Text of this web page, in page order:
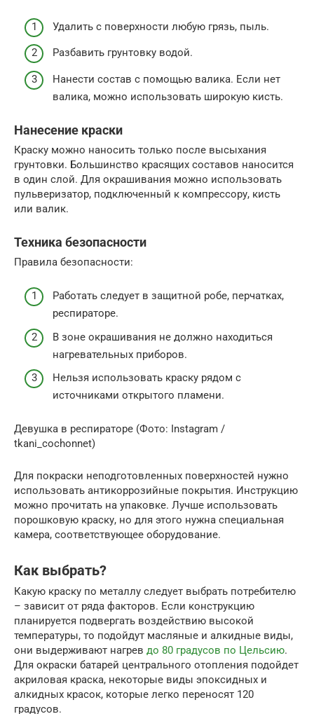
Удалить с поверхности любую грязь, пыль.
Разбавить грунтовку водой.
Нанести состав с помощью валика. Если нет
валика, можно использовать широкую кисть.
Нанесение краски
Краску можно наносить только после высыхания
грунтовки. Большинство красящих составов наносится
в один слой. Для окрашивания можно использовать
пульверизатор, подключенный к компрессору, кисть
или валик.
Техника безопасности
Правила безопасности:
Работать следует в защитной робе, перчатках,
респираторе.
В зоне окрашивания не должно находиться
нагревательных приборов.
Нельзя использовать краску рядом с
источниками открытого пламени.
Девушка в респираторе (Фото: Instagram /
tkani_cochonnet)
Для покраски неподготовленных поверхностей нужно
использовать антикоррозийные покрытия. Инструкцию
можно прочитать на упаковке. Лучше использовать
порошковую краску, но для этого нужна специальная
камера, соответствующее оборудование.
Как выбрать?
Какую краску по металлу следует выбрать потребителю
– зависит от ряда факторов. Если конструкцию
планируется подвергать воздействию высокой
температуры, то подойдут масляные и алкидные виды,
они выдерживают нагрев до 80 градусов по Цельсию.
Для окраски батарей центрального отопления подойдет
акриловая краска, некоторые виды эпоксидных и
алкидных красок, которые легко переносят 120
градусов.